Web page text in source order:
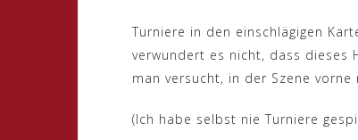
Turniere in den einschlägigen
verwundert es nicht, dass dieses
man versucht, in der Szene vorne
(Ich habe selbst nie Turniere